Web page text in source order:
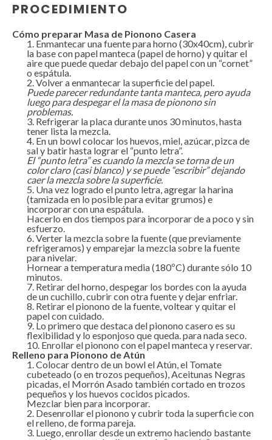
PROCEDIMIENTO
Cómo preparar Masa de Pionono Casera
Enmantecar una fuente para horno (30x40cm), cubrir
la base con papel manteca (papel de horno) y quitar el
aire que puede quedar debajo del papel con un “cornet”
o espátula.
Volver a enmantecar la superficie del papel.
Puede parecer redundante tanta manteca, pero ayuda
luego para despegar el la masa de pionono sin
problemas.
Refrigerar la placa durante unos 30 minutos, hasta
tener lista la mezcla.
En un bowl colocar los huevos, miel, azúcar, pizca de
sal y batir hasta lograr el “punto letra”.
El “punto letra” es cuando la mezcla se torna de un
color claro (casi blanco) y se puede “escribir” dejando
caer la mezcla sobre la superficie.
Una vez logrado el punto letra, agregar la harina
(tamizada en lo posible para evitar grumos) e
incorporar con una espátula.
Hacerlo en dos tiempos para incorporar de a poco y sin
esfuerzo.
Verter la mezcla sobre la fuente (que previamente
refrigeramos) y emparejar la mezcla sobre la fuente
para nivelar.
Hornear a temperatura media (180ºC) durante sólo 10
minutos.
Retirar del horno, despegar los bordes con la ayuda
de un cuchillo, cubrir con otra fuente y dejar enfriar.
Retirar el pionono de la fuente, voltear y quitar el
papel con cuidado.
Lo primero que destaca del pionono casero es su
flexibilidad y lo esponjoso que queda. para nada seco.
Enrollar el pionono con el papel manteca y reservar.
Relleno para Pionono de Atún
Colocar dentro de un bowl el Atún, el Tomate
cubeteado (o en trozos pequeños), Aceitunas Negras
picadas, el Morrón Asado también cortado en trozos
pequeños y los huevos cocidos picados.
Mezclar bien para incorporar.
Desenrollar el pionono y cubrir toda la superficie con
el relleno, de forma pareja.
Luego, enrollar desde un extremo haciendo bastante